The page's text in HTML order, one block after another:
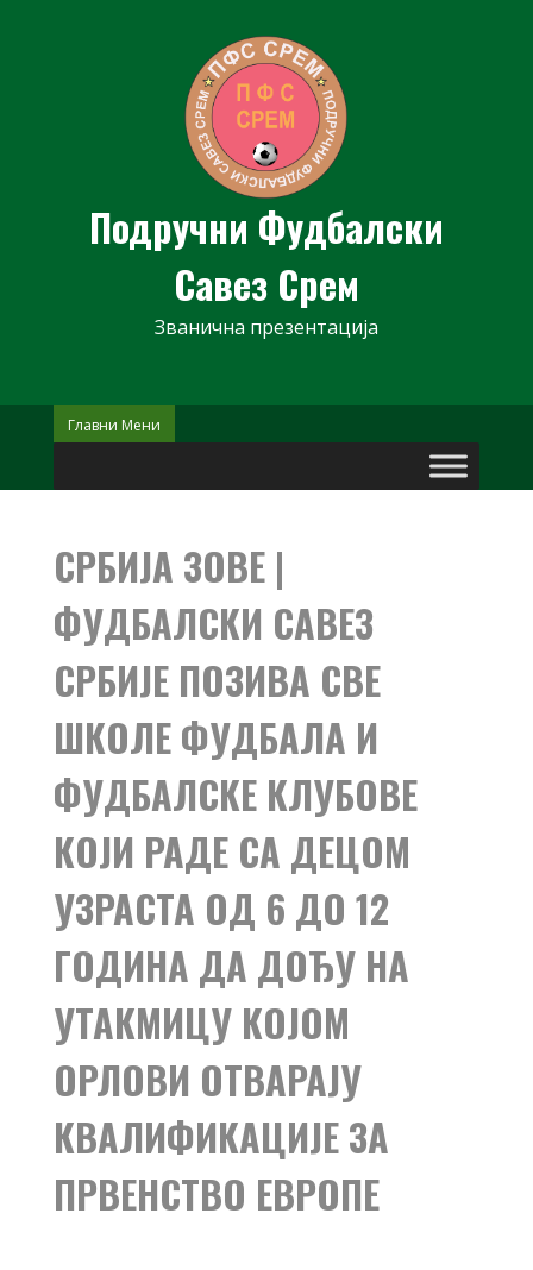
Подручни Фудбалски
Савез Срем
Званична презентација
Главни Мени
СРБИЈА ЗОВЕ |
ФУДБАЛСКИ САВЕЗ
СРБИЈЕ ПОЗИВА СВЕ
ШКОЛЕ ФУДБАЛА И
ФУДБАЛСКЕ КЛУБОВЕ
КОЈИ РАДЕ СА ДЕЦОМ
УЗРАСТА ОД 6 ДО 12
ГОДИНА ДА ДОЂУ НА
УТАКМИЦУ КОЈОМ
ОРЛОВИ ОТВАРАЈУ
КВАЛИФИКАЦИЈЕ ЗА
ПРВЕНСТВО ЕВРОПЕ